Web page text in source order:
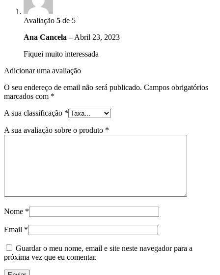
Avaliação 5 de 5
Ana Cancela – Abril 23, 2023
Fiquei muito interessada
Adicionar uma avaliação
O seu endereço de email não será publicado. Campos obrigatórios
marcados com *
A sua classificação *
A sua avaliação sobre o produto *
Nome *
Email *
Guardar o meu nome, email e site neste navegador para a
próxima vez que eu comentar.